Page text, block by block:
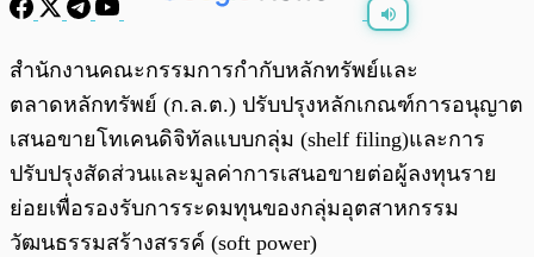
สำนักงานคณะกรรมการกำกับหลักทรัพย์และ
ตลาดหลักทรัพย์ (ก.ล.ต.) ปรับปรุงหลักเกณฑ์การอนุญาต
เสนอขายโทเคนดิจิทัลแบบกลุ่ม (shelf filing)และการ
ปรับปรุงสัดส่วนและมูลค่าการเสนอขายต่อผู้ลงทุนราย
ย่อยเพื่อรองรับการระดมทุนของกลุ่มอุตสาหกรรม
วัฒนธรรมสร้างสรรค์ (soft power)